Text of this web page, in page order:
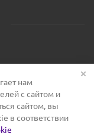
нам
с сайтом и
сайтом, вы
в соответствии